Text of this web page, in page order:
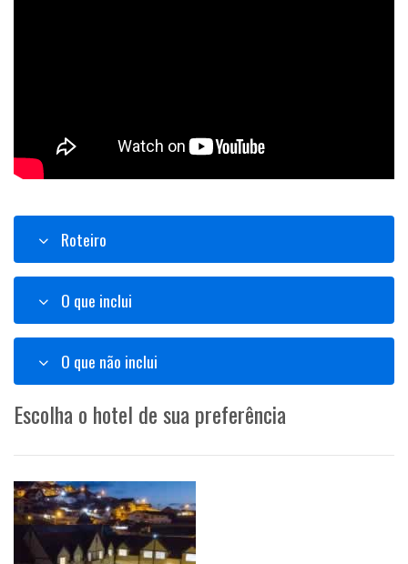
Roteiro
O que inclui
O que não inclui
Escolha o hotel de sua preferência